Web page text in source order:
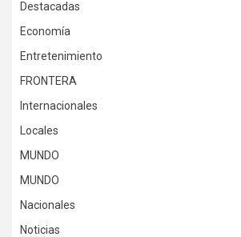
Destacadas
Economía
Entretenimiento
FRONTERA
Internacionales
Locales
MUNDO
MUNDO
Nacionales
Noticias